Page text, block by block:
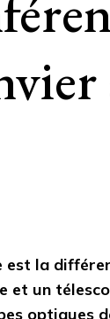
est la
et un
optiques